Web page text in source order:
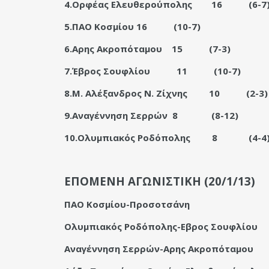
4.Ορφέας Ελευθερούπολης 16
(6-
5.ΠΑΟ Κοσμίου 16
(10-7)
6.Αρης Ακροπόταμου
15
(7-3)
7.Έβρος Σουφλίου
11
(10-7)
8.Μ. Αλέξανδρος Ν. Ζίχνης
10
(2-3)
9.Αναγέννηση Σερρών 8
(8-12)
10.Ολυμπιακός Ροδόπολης
8 (4-
ΕΠΟΜΕΝΗ ΑΓΩΝΙΣΤΙΚΗ (20/1/13)
ΠΑΟ Κοσμίου-Προσοτσάνη
Ολυμπιακός Ροδόπολης-Εβρος Σουφλίου
Αναγέννηση Σερρών-Αρης Ακροπόταμου